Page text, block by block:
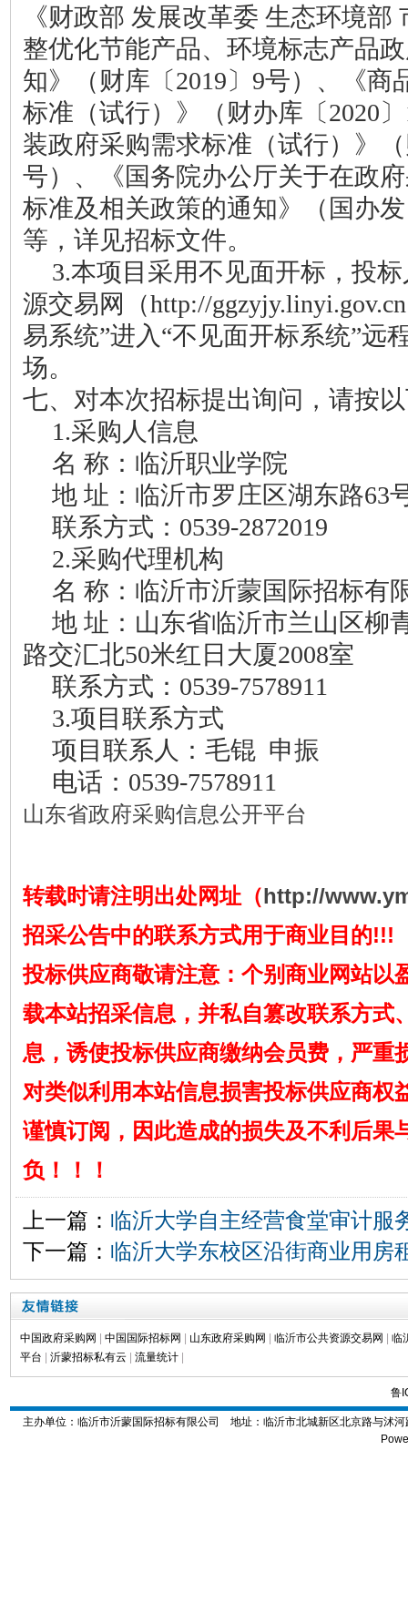
《财政部 发展改革委 生态环境部
整优化节能产品、环境标志产品
知》（财库〔2019〕9号）、《商
标准（试行）》（财办库〔2020
装政府采购需求标准（试行）》
号）
、《国务院办公厅关于在政
标准及相关政策的通知》（国办
等，详见招标文件。
3.本项目采用不见面开标， 投标
源交易网（http://
易系统”进入“不见面开标系统”远
场。
七、对本次招标提出询问，请按
1.采购人信息
名 称：临沂职业学院
地 址： 临沂市罗庄区湖东路63
联系方式： 0539-2872019
2.采购代理机构
名 称：临沂市沂蒙国际招标有
地 址：山东省临沂市兰山区柳
路交汇北50米红日大厦2008室
联系方式： 0539-7578911
3.项目联系方式
项目联系人：毛锟 申振
电话： 0539-7578911
山东省政府采购信息公开平台
转载时请注明出处网址（http://
招采公告中的联系方式用于商业目的!!!
投标供应商敬请注意：个别商业网站以
载本站招采信息，并私自篡改联系方式
息，诱使投标供应商缴纳会员费，严重
对类似利用本站信息损害投标供应商权
谨慎订阅，因此造成的损失及不利后果
负！！！
上一篇： 临沂大学自主经营食堂审计服
下一篇： 临沂大学东校区沿街商业用房
中国政府采购网 中国国际招标网 山东政府采购网 临沂市公共资源交易网
临
平台
沂蒙招标私有云 流量统计
鲁
主办单位：临沂市沂蒙国际招标有限公司 地址： 临沂市北城新区北京路与沭河